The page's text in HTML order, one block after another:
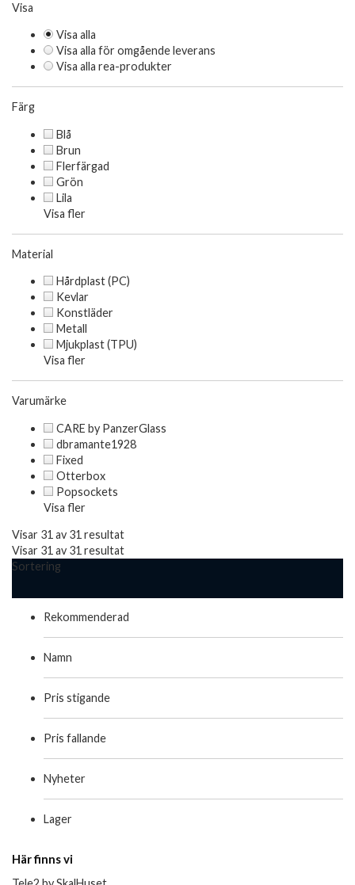
Visa
Visa alla
Visa alla för omgående leverans
Visa alla rea-produkter
Färg
Blå
Brun
Flerfärgad
Grön
Lila
Visa fler
Material
Hårdplast (PC)
Kevlar
Konstläder
Metall
Mjukplast (TPU)
Visa fler
Varumärke
CARE by PanzerGlass
dbramante1928
Fixed
Otterbox
Popsockets
Visa fler
Visar 31 av 31 resultat
Visar 31 av 31 resultat
Sortering
Rekommenderad
Namn
Pris stigande
Pris fallande
Nyheter
Lager
Här finns vi